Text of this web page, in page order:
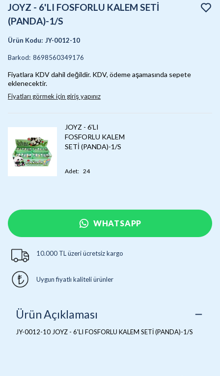
JOYZ - 6'LI FOSFORLU KALEM SETİ
(PANDA)-1/S
Ürün Kodu: JY-0012-10
Barkod: 8698560349176
Fiyatlara KDV dahil değildir. KDV, ödeme aşamasında sepete
eklenecektir.
Fiyatları görmek için giriş yapınız
JOYZ - 6'LI
FOSFORLU KALEM
SETİ (PANDA)-1/S
Adet: 24
WHATSAPP
10.000 TL üzeri ücretsiz kargo
Uygun fiyatlı kaliteli ürünler
Ürün Açıklaması
JY-0012-10 JOYZ - 6'LI FOSFORLU KALEM SETİ (PANDA)-1/S